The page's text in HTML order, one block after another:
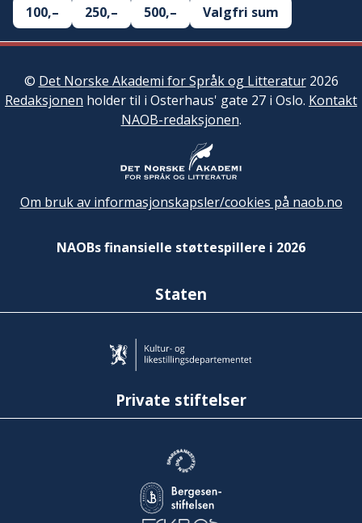
100,–
250,– 500,– Valgfri sum
© Det Norske Akademi for Språk og Litteratur2026
Redaksjonen holder til i Osterhaus' gate 27 i Oslo. Kontakt
NAOB-redaksjonen.
Om bruk av informasjonskapsler/cookies på naob.no
NAOBs finansielle støttespillere i 2026
Staten
Private stiftelser